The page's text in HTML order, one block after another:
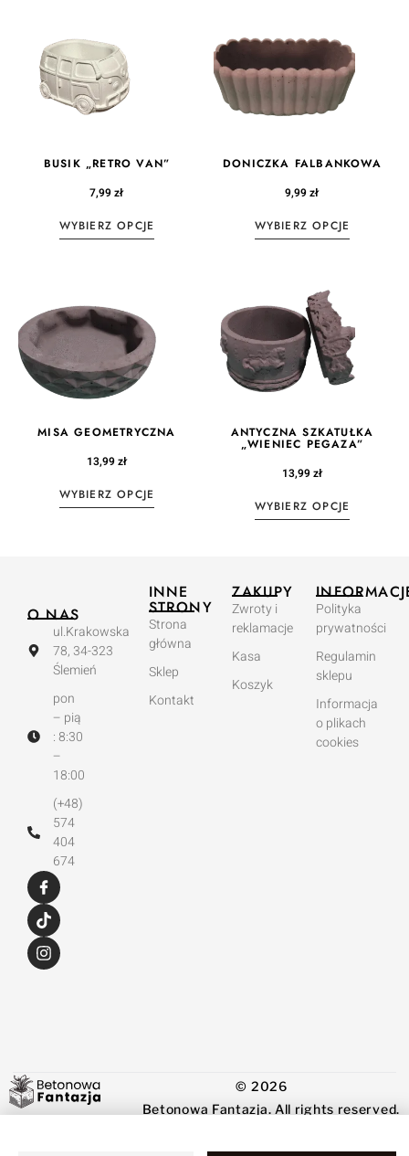
BUSIK „RETRO VAN”
7,99zł
WYBIERZ OPCJE
DONICZKA FALBANKOWA
9,99zł
WYBIERZ OPCJE
MISA GEOMETRYCZNA
13,99zł
WYBIERZ OPCJE
ANTYCZNA SZKATUŁKA
„WIENIEC PEGAZA”
13,99zł
WYBIERZ OPCJE
O NAS
ul.Krakowska
78, 34-323
Ślemień
pon
– pią
: 8:30
–
18:00
(+48)
574
404
674
INNE
STRONY
Strona
główna
Sklep
Kontakt
ZAKUPY
Zwroty i
reklamacje
Kasa
Koszyk
Polityka
prywatności
Regulamin
sklepu
Informacja
o plikach
cookies
© 2026
Betonowa Fantazja. All rights reserved.